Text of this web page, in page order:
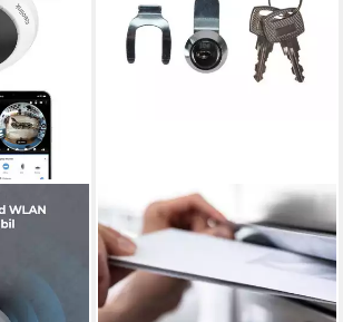
PEREL
Briefkasten, Schloss für
Postkasten, Ersatzteile
Briefkastenschloß mit 2
Schlüsseln